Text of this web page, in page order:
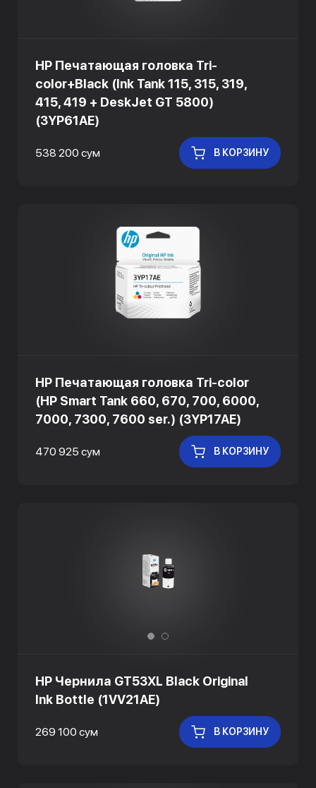
HP Печатающая головка Tri-
color+Black (Ink Tank 115, 315, 319,
415, 419 + DeskJet GT 5800)
(3YP61AE)
538 200 сум В КОРЗИНУ
HP Печатающая головка Tri-color
(HP Smart Tank 660, 670, 700, 6000,
7000, 7300, 7600 ser.) (3YP17AE)
470 925 сум В КОРЗИНУ
HP Чернила GT53XL Black Original
Ink Bottle (1VV21AE)
269 100 сум В КОРЗИНУ